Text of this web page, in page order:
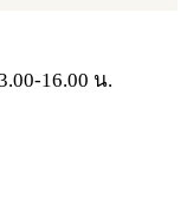
16.00 น.